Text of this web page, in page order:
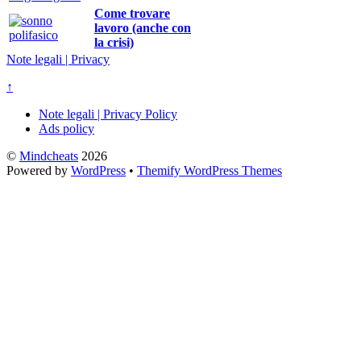
Come trovare
lavoro (anche con
la crisi)
Note legali | Privacy
↑
Note legali | Privacy Policy
Ads policy
© Mindcheats 2026
Powered by WordPress • Themify WordPress Themes